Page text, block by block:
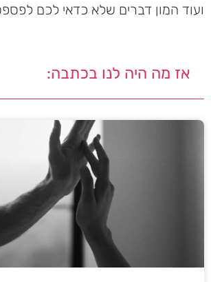
ועוד המון דברים שלא כדאי לכם
אז מה היה לנו בכתבה: